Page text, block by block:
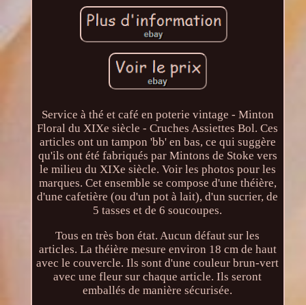
Service à thé et café en poterie vintage - Minton
Floral du XIXe siècle - Cruches Assiettes Bol. Ces
articles ont un tampon 'bb' en bas, ce qui suggère
qu'ils ont été fabriqués par Mintons de Stoke vers
le milieu du XIXe siècle. Voir les photos pour les
marques. Cet ensemble se compose d'une théière,
d'une cafetière (ou d'un pot à lait), d'un sucrier, de
5 tasses et de 6 soucoupes.
Tous en très bon état. Aucun défaut sur les
articles. La théière mesure environ 18 cm de haut
avec le couvercle. Ils sont d'une couleur brun-vert
avec une fleur sur chaque article. Ils seront
emballés de manière sécurisée.